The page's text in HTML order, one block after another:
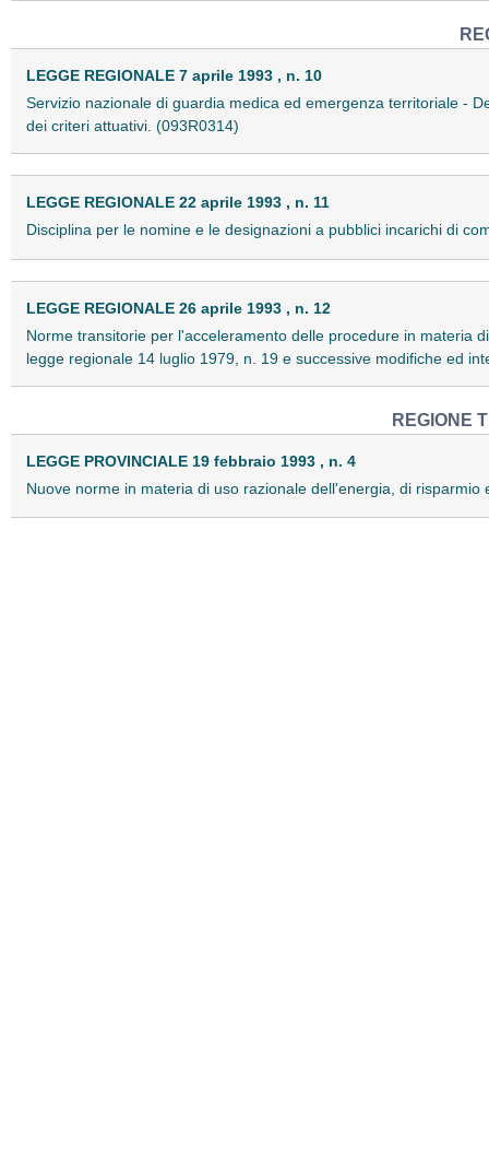
LEGGE REGIONALE 7 aprile 1993 , n. 10
Servizio nazionale di guardia medica ed emergenza territoriale -
dei criteri attuativi. (093R0314)
LEGGE REGIONALE 22 aprile 1993 , n. 11
Disciplina per le nomine e le designazioni a pubblici incarichi di
LEGGE REGIONALE 26 aprile 1993 , n. 12
Norme transitorie per l'acceleramento delle procedure in materia
legge regionale 14 luglio 1979, n. 19 e successive modifiche ed
REGIONE
LEGGE PROVINCIALE 19 febbraio 1993 , n. 4
Nuove norme in materia di uso razionale dell'energia, di